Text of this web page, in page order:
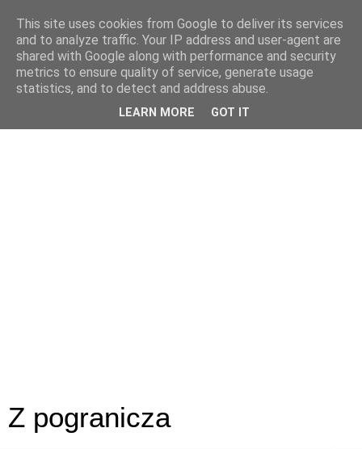
Z pogranicza
This site uses cookies from Google to deliver its services
and to analyze traffic. Your IP address and user-agent are
shared with Google along with performance and security
metrics to ensure quality of service, generate usage
statistics, and to detect and address abuse.
LEARN MORE GOT IT